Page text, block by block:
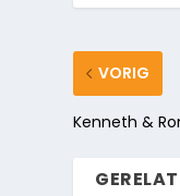
VORIG
Kenneth &